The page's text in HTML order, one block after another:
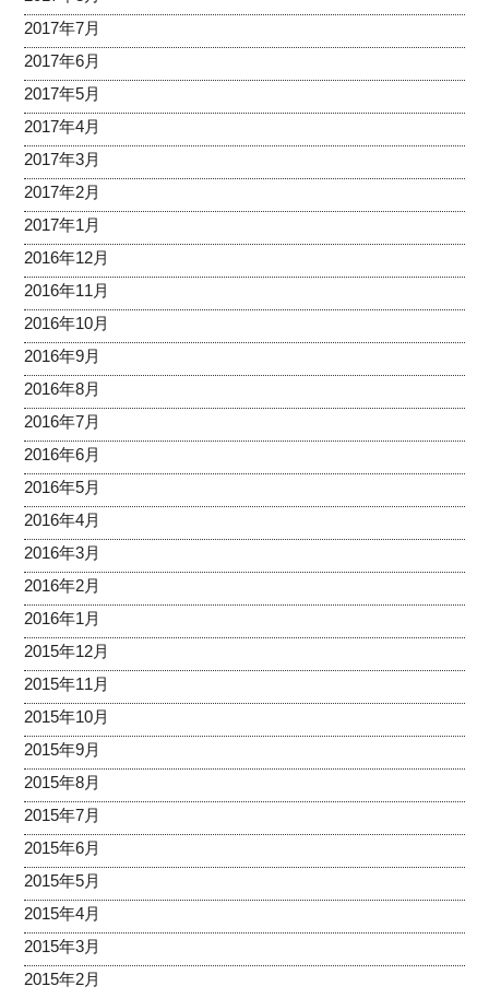
2017年7月
2017年6月
2017年5月
2017年4月
2017年3月
2017年2月
2017年1月
2016年12月
2016年11月
2016年10月
2016年9月
2016年8月
2016年7月
2016年6月
2016年5月
2016年4月
2016年3月
2016年2月
2016年1月
2015年12月
2015年11月
2015年10月
2015年9月
2015年8月
2015年7月
2015年6月
2015年5月
2015年4月
2015年3月
2015年2月